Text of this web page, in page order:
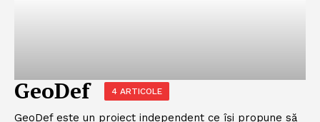
GeoDef 4 ARTICOLE
GeoDef este un proiect independent ce își propune să